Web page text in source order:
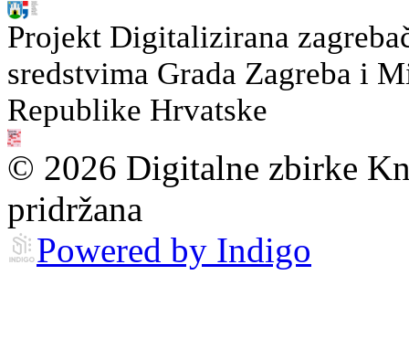
Projekt Digitalizirana
sredstvima Grada Zagreba i
Republike Hrvatske
© 2026 Digitalne zbirke
pridržana
Powered by Indigo